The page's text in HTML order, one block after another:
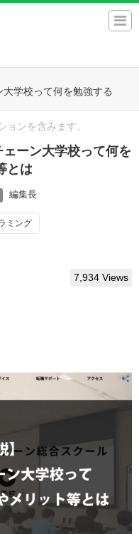
大学校って何を勉強する
ンを含みます。
ェーン大学校って何を
とは
編集長
ミング
7,934 Views